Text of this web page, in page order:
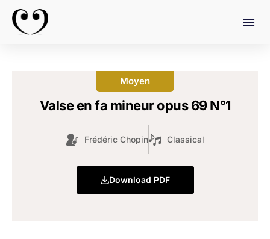
Moyen
Valse en fa mineur opus 69 N°1
Frédéric Chopin Classical
Download PDF